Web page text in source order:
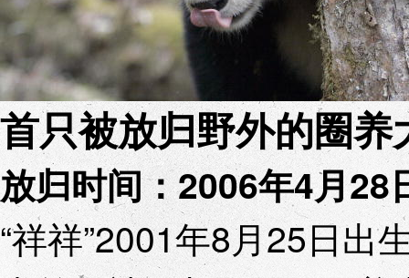
首只被放归野外的圈
放归时间：2006年4月28
“祥祥”2001年8月25日出